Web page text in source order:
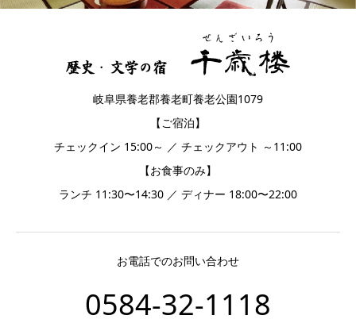
岐阜県養老郡養老町養老公園1079
【ご宿泊】
チェックイン 15:00～ ／ チェックアウト ～11:00
【お食事のみ】
ランチ 11:30〜14:30 ／ ディナー 18:00〜22:00
お電話でのお問い合わせ
0584-32-1118